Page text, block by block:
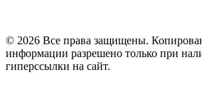
© 2026 Все права защищены.
информации разрешено только при
гиперссылки на сайт.